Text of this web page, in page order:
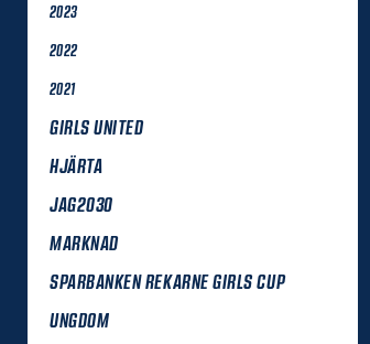
2023
2022
2021
GIRLS UNITED
HJÄRTA
JAG2030
MARKNAD
SPARBANKEN REKARNE GIRLS CUP
UNGDOM